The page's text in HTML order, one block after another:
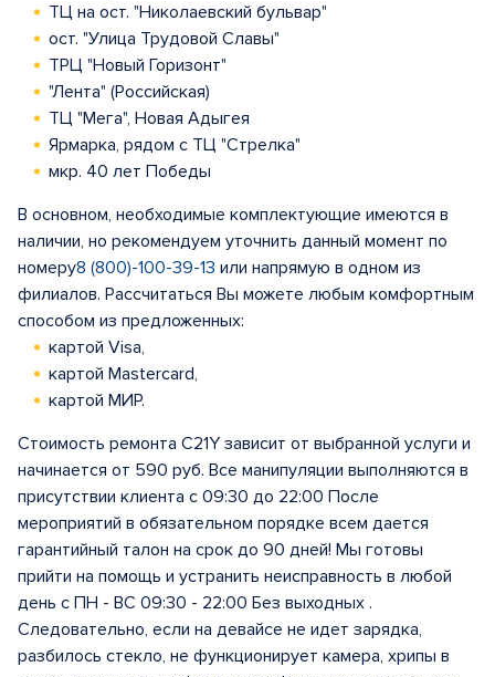
ТЦ на ост. "Николаевский бульвар"
ост. "Улица Трудовой Славы"
ТРЦ "Новый Горизонт"
"Лента" (Российская)
ТЦ "Мега", Новая Адыгея
Ярмарка, рядом с ТЦ "Стрелка"
мкр. 40 лет Победы
В основном, необходимые комплектующие имеются в
наличии, но рекомендуем уточнить данный момент по
номеру8 (800)-100-39-13 или напрямую в одном из
филиалов. Рассчитаться Вы можете любым комфортным
способом из предложенных:
картой Visa,
картой Mastercard,
картой МИР.
Стоимость ремонта C21Y зависит от выбранной услуги и
начинается от 590 руб. Все манипуляции выполняются в
присутствии клиента с 09:30 до 22:00 После
мероприятий в обязательном порядке всем дается
гарантийный талон на срок до 90 дней! Мы готовы
прийти на помощь и устранить неисправность в любой
день с ПН - ВС 09:30 - 22:00 Без выходных .
Следовательно, если на девайсе не идет зарядка,
разбилось стекло, не функционирует камера, хрипы в